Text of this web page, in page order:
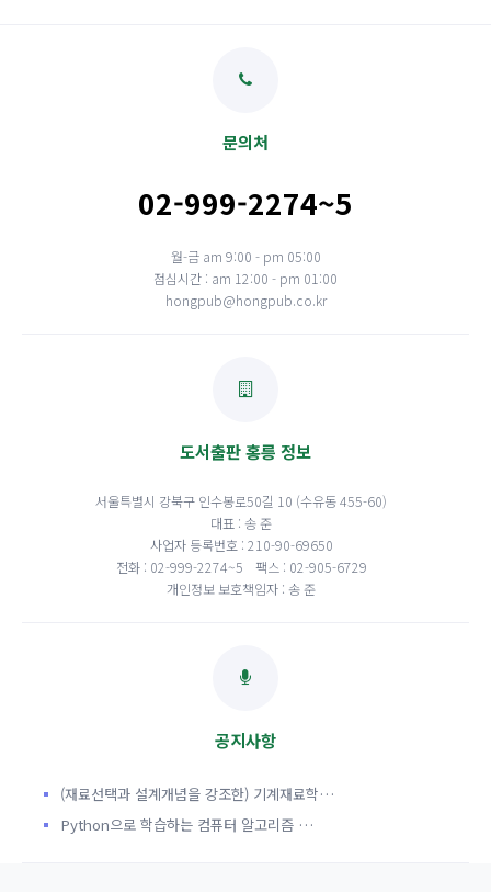
문의처
02-999-2274~5
월-금 am 9:00 - pm 05:00
점심시간 : am 12:00 - pm 01:00
hongpub@hongpub.co.kr
도서출판 홍릉 정보
서울특별시 강북구 인수봉로50길 10 (수유동 455-60)
대표 : 송 준
사업자 등록번호 : 210-90-69650
전화 : 02-999-2274~5
팩스 : 02-905-6729
개인정보 보호책임자 : 송 준
공지사항
(재료선택과 설계개념을 강조한) 기계재료학…
Python으로 학습하는 컴퓨터 알고리즘 …